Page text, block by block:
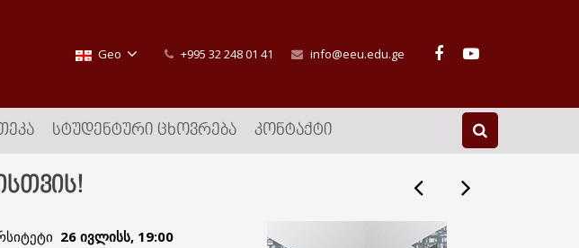
Geo +995 32 248 01 41 info@eeu.edu.ge
ᲡᲢᲣᲓᲔᲜᲢᲣᲠᲘ ᲪᲮᲝᲕᲠᲔᲑᲐ ᲙᲝᲜᲢᲐᲥᲢᲘ
26 ივლისს, 19:00